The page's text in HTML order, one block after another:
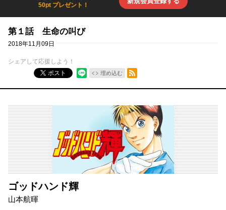
50pt プレゼント！
第１話 生命の叫び
2018年11月09日
シェアして応援しよう！
ポスト
埋め込む
RSSフィード
ゴッドハンド輝
山本航暉